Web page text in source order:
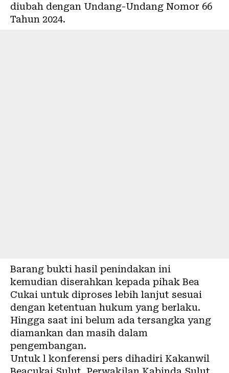
diubah dengan Undang-Undang Nomor 66
Tahun 2024.
Barang bukti hasil penindakan ini
kemudian diserahkan kepada pihak Bea
Cukai untuk diproses lebih lanjut sesuai
dengan ketentuan hukum yang berlaku.
Hingga saat ini belum ada tersangka yang
diamankan dan masih dalam
pengembangan.
Untuk l konferensi pers dihadiri Kakanwil